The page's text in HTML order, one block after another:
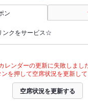
ン
ンクをサービス☆
レンダーの更新に失敗しました
を押して空席状況を更新して
空席状況を更新する